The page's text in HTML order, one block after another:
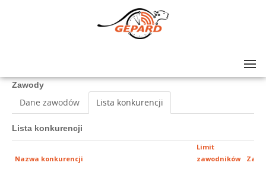
Zawody
Dane zawodów Lista konkurencji
Lista konkurencji
Nazwa konkurencji
Limit
zawodników